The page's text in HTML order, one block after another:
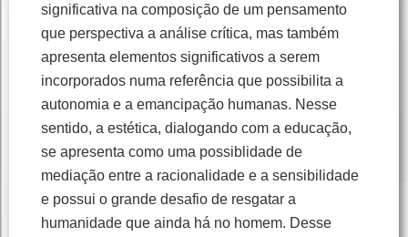
significativa na composição de um pensamento
que perspectiva a análise crítica, mas também
apresenta elementos significativos a serem
incorporados numa referência que possibilita a
autonomia e a emancipação humanas. Nesse
sentido, a estética, dialogando com a educação,
se apresenta como uma possiblidade de
mediação entre a racionalidade e a sensibilidade
e possui o grande desafio de resgatar a
humanidade que ainda há no homem. Desse